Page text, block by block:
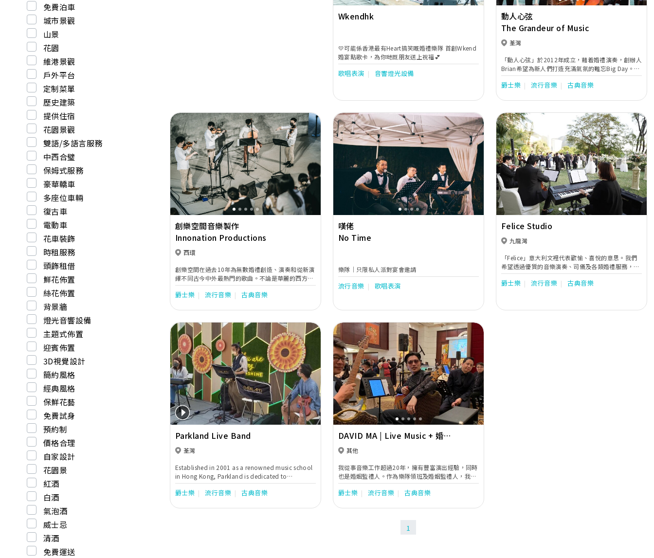
免費泊車
城市景觀
山景
花園
維港景觀
戶外平台
定制菜單
歷史建築
提供住宿
花園景觀
雙語/多語言服務
中西合璧
保姆式服務
豪華轎車
多座位車輛
復古車
電動車
花車裝飾
時租服務
頭飾租借
鮮花佈置
絲花佈置
背景牆
燈光音響設備
主題式佈置
迎賓佈置
3D視覺設計
簡約風格
經典風格
保鮮花藝
免費試身
預約制
價格合理
自家設計
花園景
紅酒
白酒
氣泡酒
威士忌
清酒
免費運送
Wkendhk
💛可能係香港最有Heart搞笑嘅婚禮樂隊 首創Wkend
婚宴點歌卡，為你哋既朋友送上祝福💕
歌唱表演 音響燈光設備
動人心弦
The Grandeur of Music
荃灣
「動人心弦」於2012年成立，藉着婚禮演奏，創辦人
Brian希望為新人們打造充滿氣氛的難忘Big Day。他
對專業編曲及完善音響的堅持，絶對能為新人帶來富
感染力的音樂。
爵士樂 流行音樂 古典音樂
Previous Next
創樂空間音樂製作
Innonation Productions
西環
創樂空間在過去10年為無數婚禮創造、演奏和從新演
繹不同古今中外最熱門的歌曲。不論是華麗的西方古
典宮廷音樂、跳脫的爵士搖擺樂、澎湃的流行情歌
等，都由我們的專業團隊細心安排和演繹，務求營造
爵士樂 流行音樂 古典音樂
Previous Next
嘆佬
No Time
樂隊｜只限私人派對宴會邀請
流行音樂 歌唱表演
Previous Next
Felice Studio
九龍灣
「Felice」意大利文裡代表歡愉、喜悅的意思。我們
希望透過優質的音樂演奏、司儀及各類婚禮服務，為
您帶來一個與別不同的婚宴。
爵士樂 流行音樂 古典音樂
Parkland Live Band
荃灣
Established in 2001 as a renowned music school
in Hong Kong, Parkland is dedicated to
popularizing music to all levels of our society.
For those who are looking to hold a memorable
band service. Consisted of professional
爵士樂 流行音樂 古典音樂
Previous Next
DAVID MA | Live Music + 婚姻
監禮人
其他
我從事音樂工作超過20年，擁有豐富演出經驗，同時
也是婚姻監禮人。作為樂隊領班及婚姻監禮人，我將
會親自與新人詳細商量所有音樂及婚禮安排，確保你
們可以安心享受一個溫馨及難忘的大日子。期待與你
爵士樂 流行音樂 古典音樂
1